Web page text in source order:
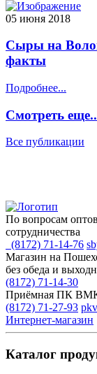
05 июня 2018
Cыры на
факты
Подробнее...
Смотреть
Все публикации
По вопросам
сотрудничества
(8172) 71-14-76
Магазин на
без обеда и
(8172) 71-14-30
Приёмная ПК
(8172) 71-27-93
Интернет-магазин
Каталог